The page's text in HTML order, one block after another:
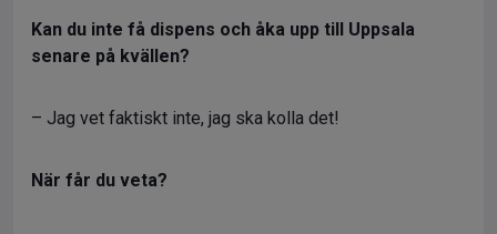
Kan du inte få dispens och åka upp till Uppsala
senare på kvällen?
– Jag vet faktiskt inte, jag ska kolla det!
När får du veta?